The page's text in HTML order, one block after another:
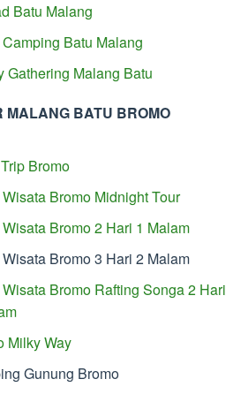
Batu Malang
Batu Malang
Gathering Malang Batu
MALANG BATU BROMO
Bromo
Bromo Midnight Tour
Bromo 2 Hari 1 Malam
Bromo 3 Hari 2 Malam
Bromo Rafting Songa 2 Hari
Milky Way
Gunung Bromo